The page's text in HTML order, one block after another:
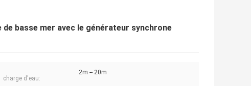
basse mer avec le générateur synchrone
charge d'eau:
2m -- 20m